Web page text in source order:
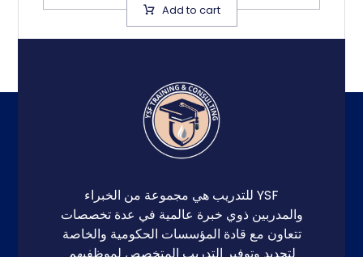
Add to cart
YSF للتدريب هي مجموعة من الخبراء
والمدربين ذوي خبرة عالمية في عدة تخصصات
تتعاون مع قادة المؤسسات الحكومية والخاصة
لتحديد وتوفير التدريب المتخصص لموظفيهم